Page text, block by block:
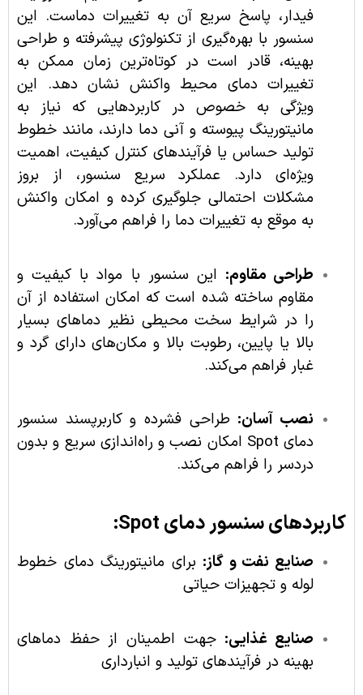
فیدار، پاسخ سریع آن به تغییرات دماست. این
سنسور با بهره‌گیری از تکنولوژی پیشرفته و طراحی
بهینه، قادر است در کوتاه‌ترین زمان ممکن به
تغییرات دمای محیط واکنش نشان دهد. این
ویژگی به خصوص در کاربردهایی که نیاز به
مانیتورینگ پیوسته و آنی دما دارند، مانند خطوط
تولید حساس یا فرآیندهای کنترل کیفیت، اهمیت
ویژه‌ای دارد. عملکرد سریع سنسور، از بروز
مشکلات احتمالی جلوگیری کرده و امکان واکنش
به موقع به تغییرات دما را فراهم می‌آورد.
طراحی مقاوم: این سنسور با مواد با کیفیت و
مقاوم ساخته شده است که امکان استفاده از آن
را در شرایط سخت محیطی نظیر دماهای بسیار
بالا یا پایین، رطوبت بالا و مکان‌های دارای گرد و
غبار فراهم می‌کند.
نصب آسان: طراحی فشرده و کاربرپسند سنسور
دمای Spot امکان نصب و راه‌اندازی سریع و بدون
دردسر را فراهم می‌کند.
کاربردهای سنسور دمای Spot:
صنایع نفت و گاز: برای مانیتورینگ دمای خطوط
لوله و تجهیزات حیاتی
صنایع غذایی: جهت اطمینان از حفظ دماهای
بهینه در فرآیندهای تولید و انبارداری